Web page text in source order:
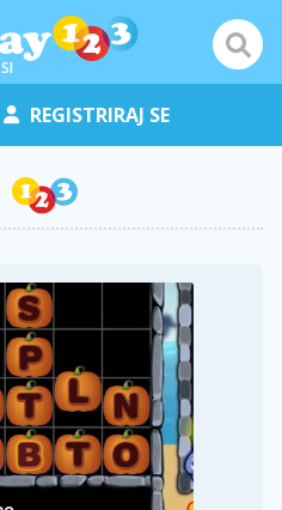
SI
REGISTRIRAJ SE